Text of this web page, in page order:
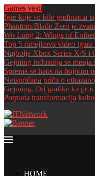
Games vesti
Igre koje su bile godinama
Phantom Blade Zero je
Wo Long 2: Wings of
Top 5 rimejkova video igara
Najbolje Xbox Series X/S i
Gejming industrija se menja
Sprema se haos na bojnom
Neispričana priča o
Gejming: Od grafike ka
Potpuna transformacija
HOME